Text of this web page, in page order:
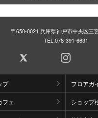
〒650-0021 兵庫県神戸市中央区三
TEL:078-391-6631
プ フロアガ
フェ ショップ